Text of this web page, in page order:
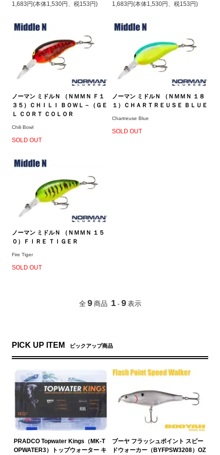
1,683円(本体1,530円、税153円) 1,683円(本体1,530円、税153円)
ノーマン ミドルＮ （ＮＭＭＮ Ｆ１
３５）ＣＨＩＬＩ ＢＯＷＬ－（ＧＥ
Ｌ ＣＯＲＴ ＣＯＬＯＲ
Chili Bowl
SOLD OUT
ノーマン ミドルＮ （ＮＭＭＮ １８
１）ＣＨＡＲＴＲＥＵＳＥ ＢＬＵＥ
Chartreuse Blue
SOLD OUT
ノーマン ミドルＮ （ＮＭＭＮ １５
０）ＦＩＲＥ ＴＩＧＥＲ
Fire Tiger
SOLD OUT
全 9 商品 1 - 9 表示
PICK UP ITEM ピックアップ商品
PRADCO Topwater Kings（MK-T
OPWATER3）トップウォーター キ
ブーヤ フラッシュポイント スピー
ドウォーカー（BYFPSW3208）OZ